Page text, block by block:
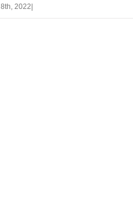
2022